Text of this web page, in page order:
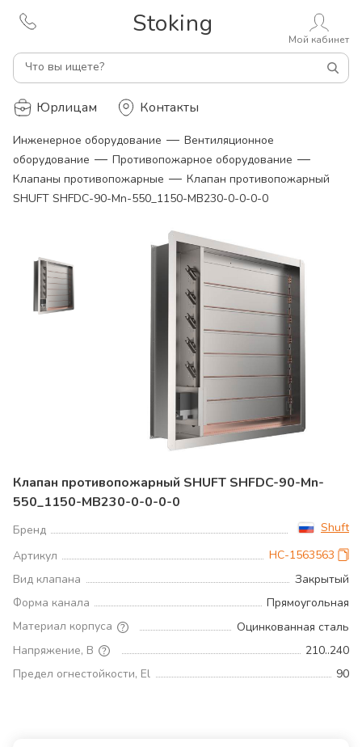
Stoking
Что вы ищете?
Мой кабинет
Юрлицам Контакты
Инженерное оборудование — Вентиляционное
оборудование — Противопожарное оборудование —
Клапаны противопожарные — Клапан противопожарный
SHUFT SHFDC-90-Mn-550_1150-MB230-0-0-0-0
Клапан противопожарный SHUFT SHFDC-90-Mn-
550_1150-MB230-0-0-0-0
Бренд
Shuft
Артикул
НС-1563563
Вид клапана
Закрытый
Форма канала
Прямоугольная
Материал корпуса
Оцинкованная сталь
Напряжение, В
210..240
Предел огнестойкости, El
90